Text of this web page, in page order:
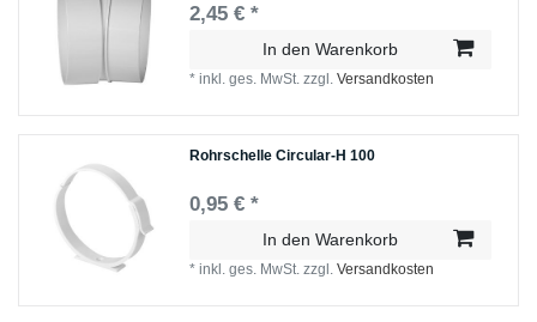
2,45 € *
In den Warenkorb
*inkl. ges. MwSt. zzgl.Versandkosten
Rohrschelle Circular-H 100
0,95 € *
In den Warenkorb
*inkl. ges. MwSt. zzgl.Versandkosten